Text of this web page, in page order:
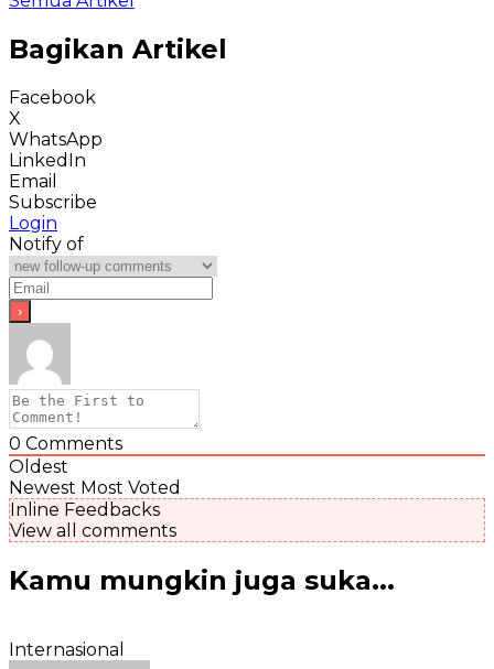
Bagikan Artikel
Facebook
X
WhatsApp
LinkedIn
Email
Subscribe
Login
Notify of
0 Comments
Oldest
Newest Most Voted
Inline Feedbacks
View all comments
Kamu mungkin juga suka...
Internasional